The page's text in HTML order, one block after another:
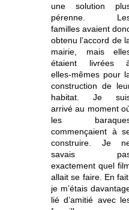
une solution
pérenne.
familles avaient
obtenu l’accord de
mairie, mais
étaient livrées
elles-mêmes pour
construction de
habitat. Je
arrivé au moment
les
commençaient à
construire. Je
savais
exactement quel
allait se faire. En fait,
je m’étais
lié d’amitié avec